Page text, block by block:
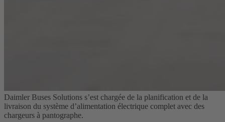
Daimler Buses Solutions s’est chargée de la planification et de la
livraison du système d’alimentation électrique complet avec des
chargeurs à pantographe.